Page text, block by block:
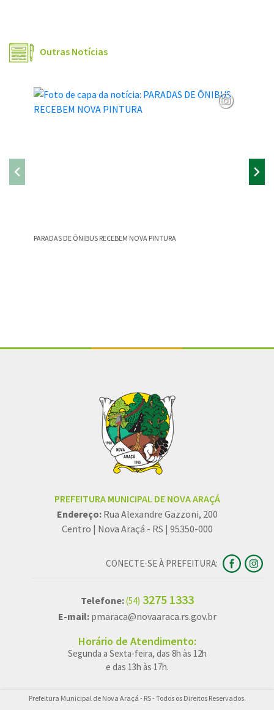
Outras Notícias
PARADAS DE ÔNIBUS RECEBEM NOVA PINTURA
PREFEITURA MUNICIPAL DE NOVA ARAÇÁ
Endereço: Rua Alexandre Gazzoni, 200
Centro | Nova Araçá - RS | 95350-000
CONECTE-SE À PREFEITURA:
Telefone:(54) 3275 1333
E-mail: pmaraca@novaaraca.rs.gov.br
Horário de Atendimento:
Segunda a Sexta-feira, das 8h às 12h
e das 13h às 17h.
Prefeitura Municipal de Nova Araçá - RS - Todos os Direitos Reservados.